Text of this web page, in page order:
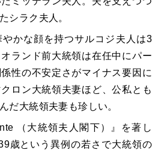
シラク夫人。
かな顔を持つサルコジ夫人は3
ランド前大統領は在任中にパー
性の不安定さがマイナス要因に
ロン大統領夫妻ほど、公私とも
だ大統領夫妻も珍しい。
（大統領夫人閣下）』を著し
歳という異例の若さで大統領の